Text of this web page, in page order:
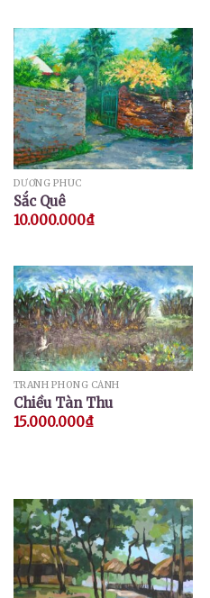
DƯƠNG PHÚC
Sắc Quê
10.000.000₫
TRANH PHONG CẢNH
Chiều Tàn Thu
15.000.000₫